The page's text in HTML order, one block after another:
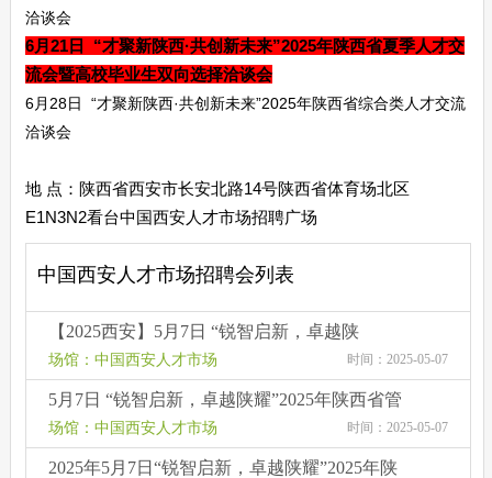
洽谈会
6月21日 “才聚新陕西·共创新未来”2025年陕西省夏季人才交
流会暨高校毕业生双向选择洽谈会
6月28日 “才聚新陕西·共创新未来”2025年陕西省综合类人才交流
洽谈会
地 点：陕西省西安市长安北路14号陕西省体育场北区
E1N3N2看台中国西安人才市场招聘广场
中国西安人才市场招聘会列表
【2025西安】5月7日 “锐智启新，卓越陕
耀”2025年陕西省管理、营销、技术、文职类人
才交流洽谈会
场馆：中国西安人才市场 时间：2025-05-07
5月7日 “锐智启新，卓越陕耀”2025年陕西省管
理、营销、技术、文职类人才交流洽谈会
场馆：中国西安人才市场 时间：2025-05-07
2025年5月7日“锐智启新，卓越陕耀”2025年陕